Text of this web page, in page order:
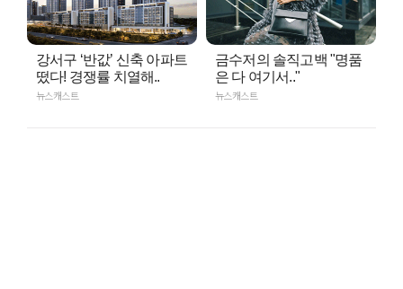
강서구 ‘반값’ 신축 아파트
떴다! 경쟁률 치열해..
뉴스캐스트
금수저의 솔직고백 "명품
은 다 여기서.."
뉴스캐스트